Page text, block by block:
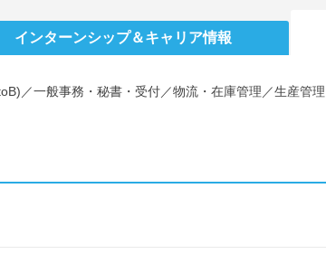
インターンシップ＆キャリア情報
／一般事務・秘書・受付／物流・在庫管理／生産管